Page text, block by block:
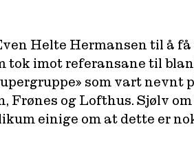
Helte Hermansen til å få
tok imot referansane til
som vart nevnt
Frønes og Lofthus. Sjølv
einige om at dette er